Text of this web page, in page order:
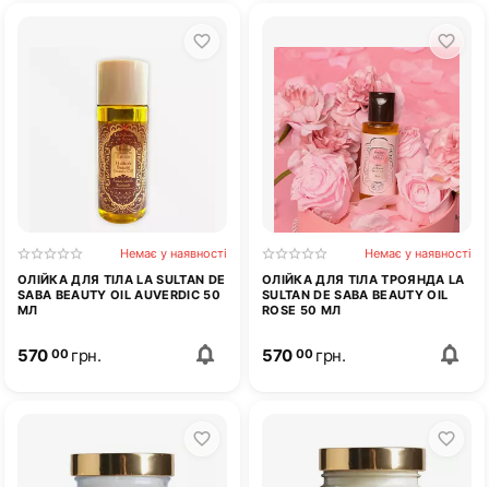
ОЛІЙКА ДЛЯ ТІЛА LA SULTAN DE
SABA BEAUTY OIL AUVERDIC 50
МЛ
Немає у наявності
570 00 грн.
ОЛІЙКА ДЛЯ ТІЛА ТРОЯНДА LA
SULTAN DE SABA BEAUTY OIL
ROSE 50 МЛ
Немає у наявності
570 00 грн.